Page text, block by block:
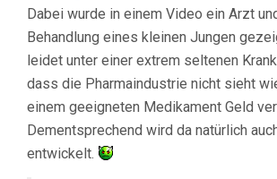
Dabei wurde in einem Video ein Arzt
Behandlung eines kleinen Jungen
leidet unter einer extrem seltenen
dass die Pharmaindustrie nicht sieht
einem geeigneten Medikament Geld
Dementsprechend wird da natürlich
entwickelt.